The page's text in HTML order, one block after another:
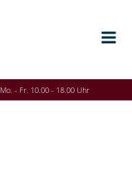
Mo. - Fr. 10.00 - 18.00 Uhr